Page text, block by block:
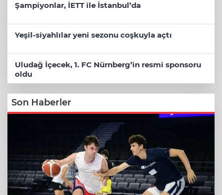
Şampiyonlar, İETT ile İstanbul’da
Yeşil-siyahlılar yeni sezonu coşkuyla açtı
Uludağ İçecek, 1. FC Nürnberg’in resmi sponsoru
oldu
Son Haberler